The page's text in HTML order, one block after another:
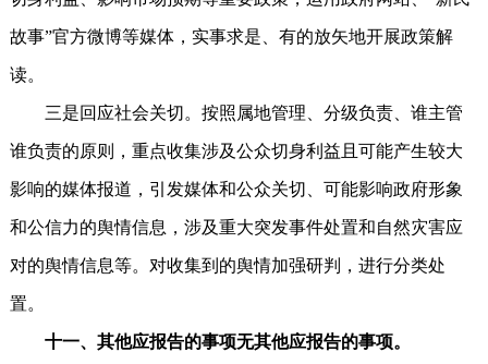
故事”官方微博等媒体，实事求是、有的放矢地开展政策解
读。
三是回应社会关切。按照属地管理、分级负责、谁主管
谁负责的原则，重点收集涉及公众切身利益且可能产生较大
影响的媒体报道，引发媒体和公众关切、可能影响政府形象
和公信力的舆情信息，涉及重大突发事件处置和自然灾害应
对的舆情信息等。对收集到的舆情加强研判，进行分类处
置。
十一、其他应报告的事项无其他应报告的事项。